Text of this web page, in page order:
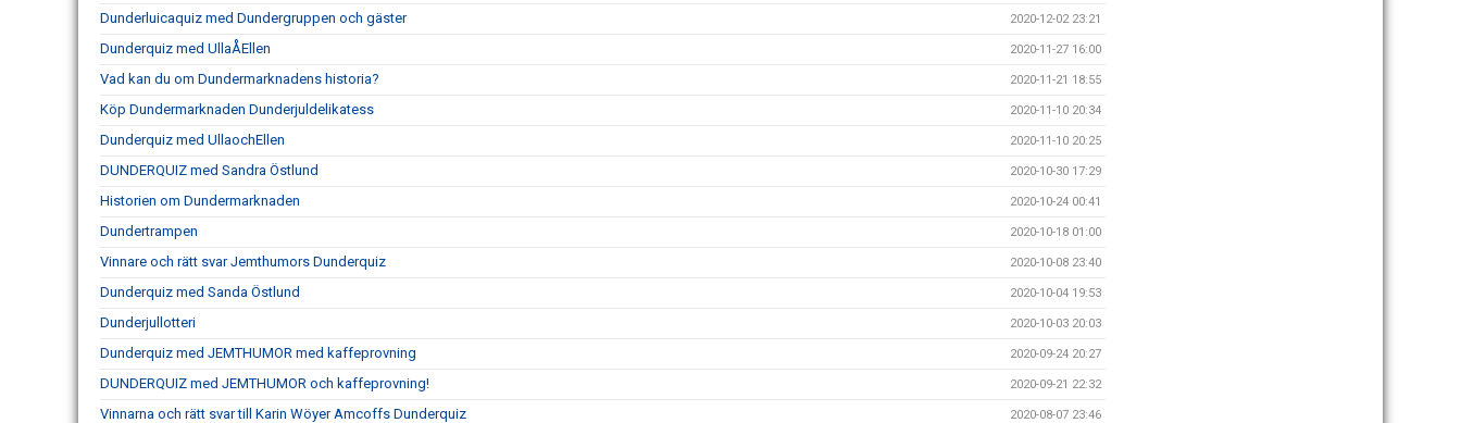
Dunderluicaquiz med Dundergruppen och gäster 2020-12-02 23:21
Dunderquiz med UllaÅEllen 2020-11-27 16:00
Vad kan du om Dundermarknadens historia? 2020-11-21 18:55
Köp Dundermarknaden Dunderjuldelikatess 2020-11-10 20:34
Dunderquiz med UllaochEllen 2020-11-10 20:25
DUNDERQUIZ med Sandra Östlund 2020-10-30 17:29
Historien om Dundermarknaden 2020-10-24 00:41
Dundertrampen 2020-10-18 01:00
Vinnare och rätt svar Jemthumors Dunderquiz 2020-10-08 23:40
Dunderquiz med Sanda Östlund 2020-10-04 19:53
Dunderjullotteri 2020-10-03 20:03
Dunderquiz med JEMTHUMOR med kaffeprovning 2020-09-24 20:27
DUNDERQUIZ med JEMTHUMOR och kaffeprovning! 2020-09-21 22:32
Vinnarna och rätt svar till Karin Wöyer Amcoffs Dunderquiz 2020-08-07 23:46